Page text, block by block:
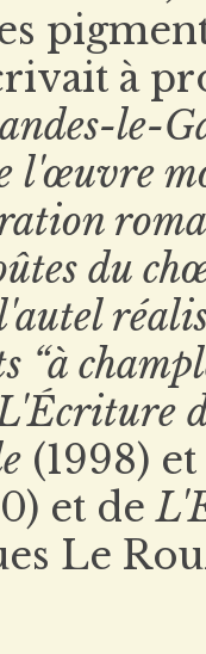
à
le-
l'œuvre
du
“à
(1998)
et de
Le